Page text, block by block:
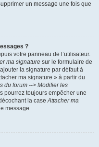
un message une fois que
?
votre panneau de l’utilisateur.
ma signature sur le formulaire de
la signature par défaut à
ma signature » à partir du
du forum --> Modifier les
pourrez toujours empêcher une
la caseAttacher ma
message.